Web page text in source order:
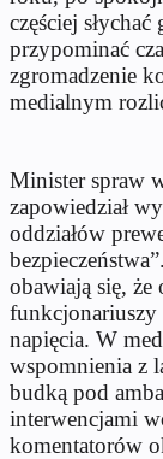
częściej słychać
przypominać
zgromadzenie
medialnym
Minister spraw
zapowiedział
oddziałów
obawiają się, że
funkcjonariuszy
napięcia. W
wspomnienia z
budką pod
interwencjami
komentatorów